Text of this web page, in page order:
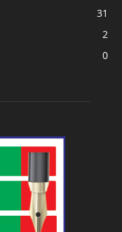
31
2
0